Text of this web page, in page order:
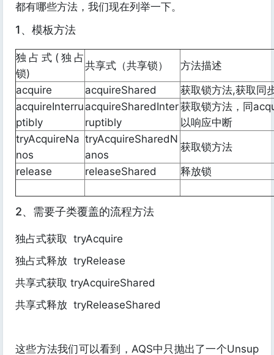
都有哪些方法，我们现在列举一下。
1、模板方法
独占式(独占
锁)
共享式（共享锁）
方法描述
acquire
acquireShared
获取锁方法,获取同
acquireInterru
ptibly
acquireSharedInter
ruptibly
获取锁方法，同
以响应中断
tryAcquireNa
nos
tryAcquireSharedN
anos
获取锁方法
release
releaseShared 释放锁
2、需要子类覆盖的流程方法
独占式获取 tryAcquire
独占式释放 tryRelease
共享式获取 tryAcquireShared
共享式释放 tryReleaseShared
这些方法我们可以看到，AQS中只抛出了一个Unsup